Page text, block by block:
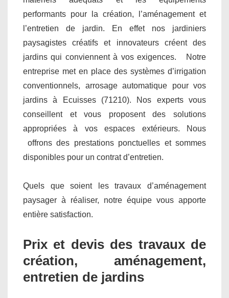
performants pour la création, l’aménagement et
l’entretien de jardin. En effet nos jardiniers
paysagistes créatifs et innovateurs créent des
jardins qui conviennent à vos exigences. Notre
entreprise met en place des systèmes d’irrigation
conventionnels, arrosage automatique pour vos
jardins à Ecuisses (71210). Nos experts vous
conseillent et vous proposent des solutions
appropriées à vos espaces extérieurs. Nous
offrons des prestations ponctuelles et sommes
disponibles pour un contrat d’entretien.
Quels que soient les travaux d’aménagement
paysager à réaliser, notre équipe vous apporte
entière satisfaction.
Prix et devis des travaux de
création, aménagement,
entretien de jardins